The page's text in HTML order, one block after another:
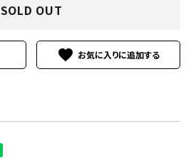
SOLD OUT
favorite